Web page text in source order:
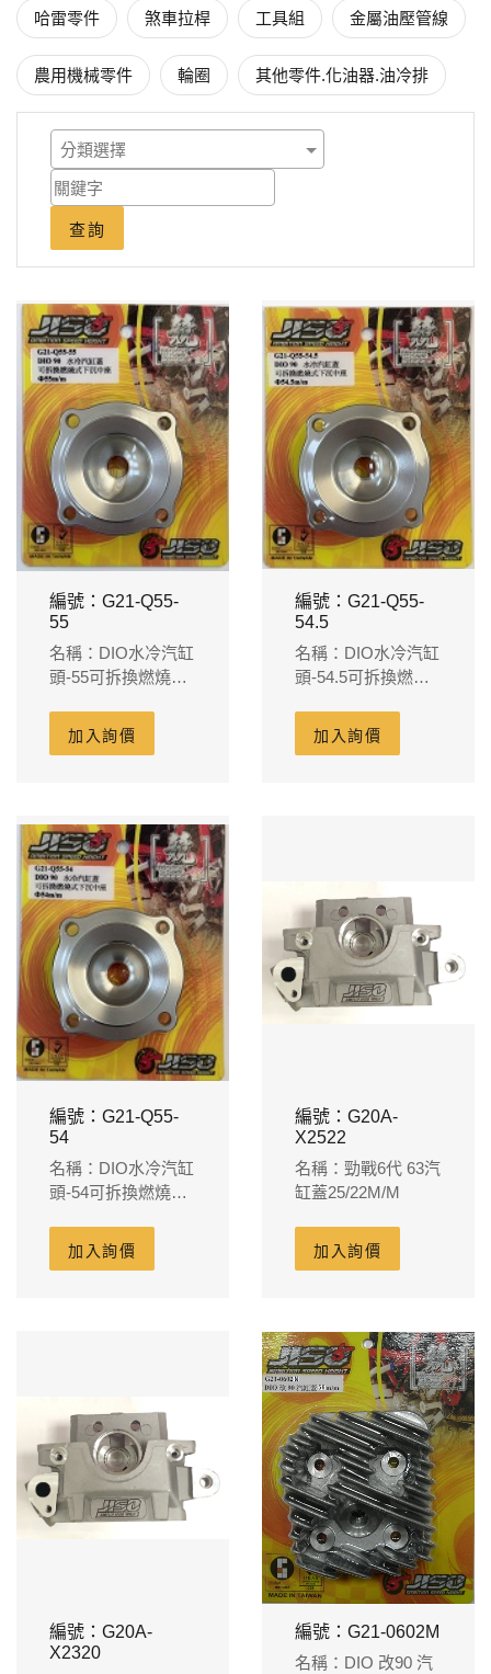
哈雷零件 煞車拉桿 工具組 金屬油壓管線
農用機械零件 輪圈 其他零件.化油器.油冷排
查詢
編號：G21-Q55-
55
名稱：DIO水冷汽缸
頭-55可拆換燃燒式
加入詢價
編號：G21-Q55-
54.5
名稱：DIO水冷汽缸
頭-54.5可拆換燃燒
加入詢價
編號：G21-Q55-
54
名稱：DIO水冷汽缸
頭-54可拆換燃燒式
加入詢價
編號：G20A-
X2522
名稱：勁戰6代 63汽
缸蓋25/22M/M
加入詢價
編號：G20A-
X2320
編號：G21-0602M
名稱：DIO 改90 汽